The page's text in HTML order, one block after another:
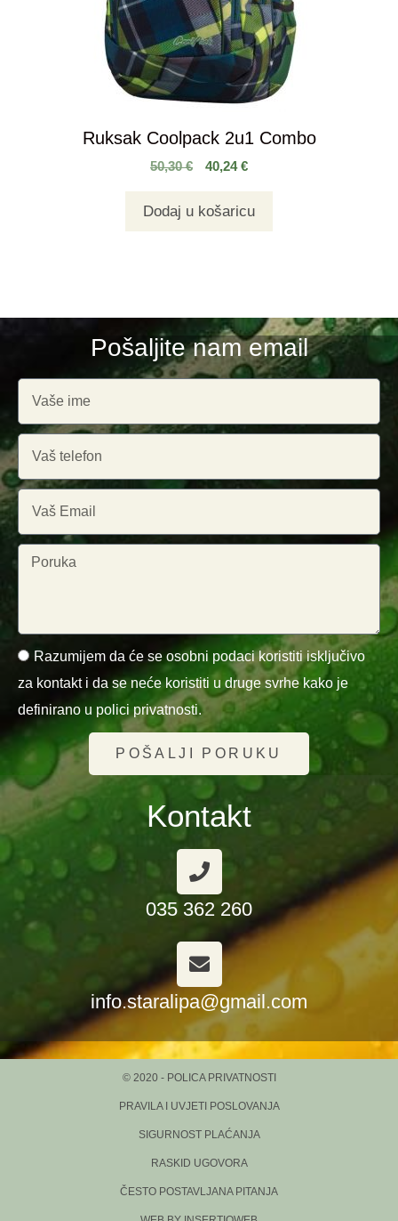
Ruksak Coolpack 2u1 Combo
50,30€ 40,24€
Dodaj u košaricu
Pošaljite nam email
Razumijem da će se osobni podaci koristiti isključivo
za kontakt i da se neće koristiti u druge svrhe kako je
definirano u polici privatnosti.
POŠALJI PORUKU
Kontakt
035 362 260
info.staralipa@gmail.com
© 2020 - POLICA PRIVATNOSTI
PRAVILA I UVJETI POSLOVANJA
SIGURNOST PLAĆANJA
RASKID UGOVORA
ČESTO POSTAVLJANA PITANJA